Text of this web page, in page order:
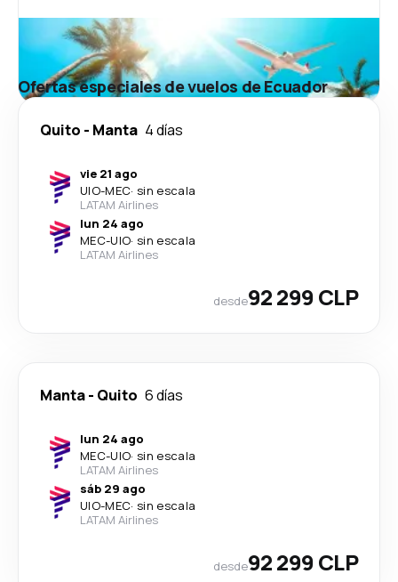
Ofertas especiales de vuelos de Ecuador
Quito - Manta 4 días
vie 21 ago
UIO-MEC· sin escala
LATAM Airlines
lun 24 ago
MEC-UIO· sin escala
LATAM Airlines
desde92 299 CLP
Manta- Quito 6 días
lun 24 ago
MEC-UIO· sin escala
LATAM Airlines
sáb 29 ago
UIO-MEC· sin escala
LATAM Airlines
desde92 299 CLP